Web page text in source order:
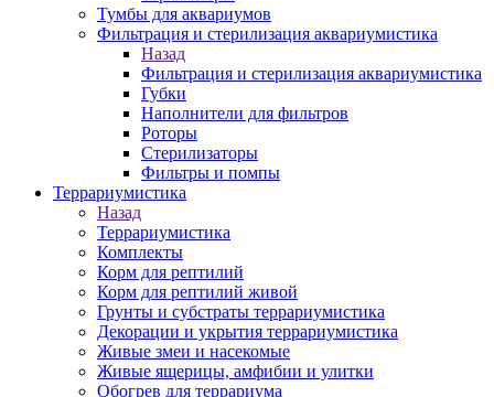
Тумбы для аквариумов
Фильтрация и стерилизация аквариумистика
Назад
Фильтрация и стерилизация аквариумистика
Губки
Наполнители для фильтров
Роторы
Стерилизаторы
Фильтры и помпы
Террариумистика
Назад
Террариумистика
Комплекты
Корм для рептилий
Корм для рептилий живой
Грунты и субстраты террариумистика
Декорации и укрытия террариумистика
Живые змеи и насекомые
Живые ящерицы, амфибии и улитки
Обогрев для террариума